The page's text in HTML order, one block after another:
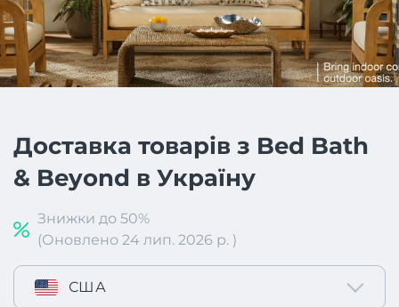
Доставка товарів з Bed Bath
& Beyond в Україну
Знижки до 50%
(Оновлено 24 лип. 2026 р. )
США